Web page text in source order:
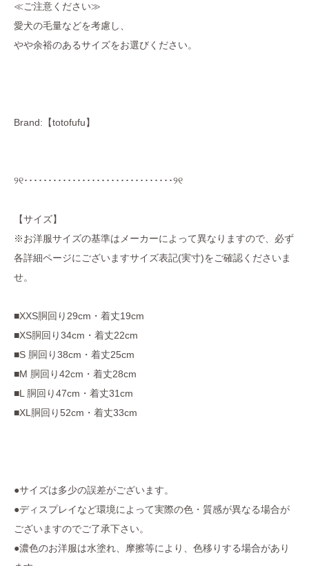
≪ご注意ください≫
愛犬の毛量などを考慮し、
やや余裕のあるサイズをお選びください。
Brand:【totofufu】
୨୧･･･････････････････････････････୨୧
【サイズ】
※お洋服サイズの基準はメーカーによって異なりますので、必ず
各詳細ページにございますサイズ表記(実寸)をご確認くださいま
せ。
■XXS胴回り29cm・着丈19cm
■XS胴回り34cm・着丈22cm
■S 胴回り38cm・着丈25cm
■M 胴回り42cm・着丈28cm
■L 胴回り47cm・着丈31cm
■XL胴回り52cm・着丈33cm
●サイズは多少の誤差がございます。
●ディスプレイなど環境によって実際の色・質感が異なる場合が
ございますのでご了承下さい。
●濃色のお洋服は水塗れ、摩擦等により、色移りする場合があり